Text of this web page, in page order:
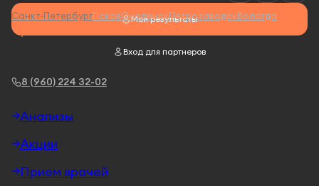
8 (960) 224 32-02
Мои результаты
Вход для партнеров
Санкт-ПетербургПсковСмоленскПетрозаводскВологда
Анализы
Акции
Прием врачей